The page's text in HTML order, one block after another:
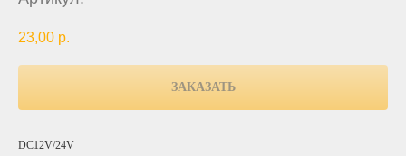
23,00 р.
ЗАКАЗАТЬ
DC12V/24V